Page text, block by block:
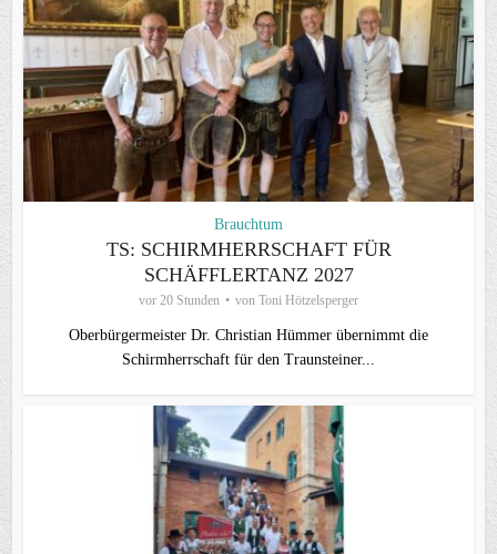
Brauchtum
TS: SCHIRMHERRSCHAFT FÜR
SCHÄFFLERTANZ 2027
vor 20 Stunden von Toni Hötzelsperger
Oberbürgermeister Dr. Christian Hümmer übernimmt die
Schirmherrschaft für den Traunsteiner...